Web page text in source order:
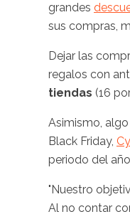
grandes
sus compras,
Dejar las
regalos con
tiendas (16
Asimismo,
Black Friday,
periodo del
"Nuestro
Al no contar